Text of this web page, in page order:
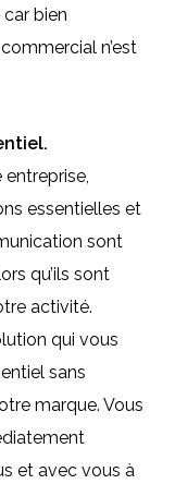
bien
n’est
essentielles et
sont
qu’ils sont
activité.
qui vous
sans
marque. Vous
et avec vous à